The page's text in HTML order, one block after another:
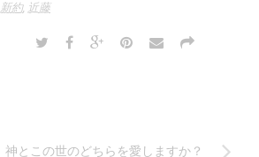
新約, 近藤
神とこの世のどちらを愛しますか？